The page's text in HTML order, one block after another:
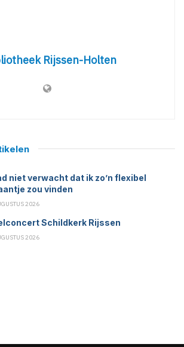
Rijssen-Holten
niet verwacht dat ik zo’n flexibel
zou vinden
2026
Schildkerk Rijssen
2026